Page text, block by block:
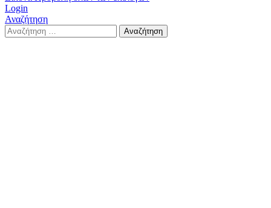
Login
Αναζήτηση
Search
for:
Αναζήτηση